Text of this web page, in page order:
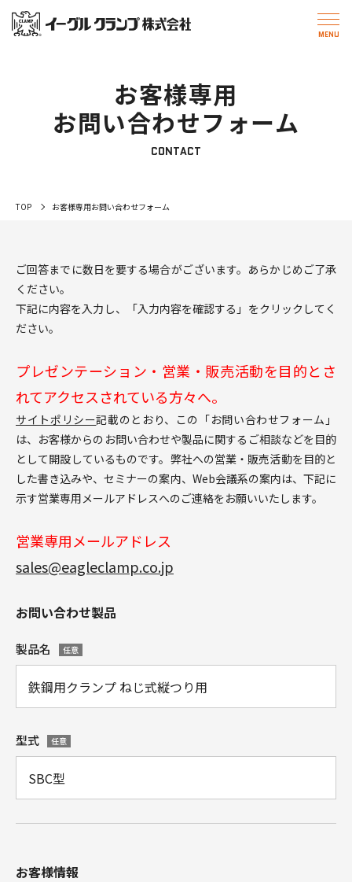
TOP お客様専用お問い合わせフォーム
お客様専用
お問い合わせフォーム
CONTACT
ご回答までに数日を要する場合がございます。あらかじめご了承
ください。
下記に内容を入力し、「入力内容を確認する」をクリックしてく
ださい。
プレゼンテーション・営業・販売活動を目的とさ
れてアクセスされている方々へ。
サイトポリシー記載のとおり、この「お問い合わせフォーム」
は、お客様からのお問い合わせや製品に関するご相談などを目的
として開設しているものです。弊社への営業・販売活動を目的と
した書き込みや、セミナーの案内、Web会議系の案内は、下記に
示す営業専用メールアドレスへのご連絡をお願いいたします。
営業専用メールアドレス
sales@eagleclamp.co.jp
お問い合わせ製品
製品名 任意
型式 任意
お客様情報